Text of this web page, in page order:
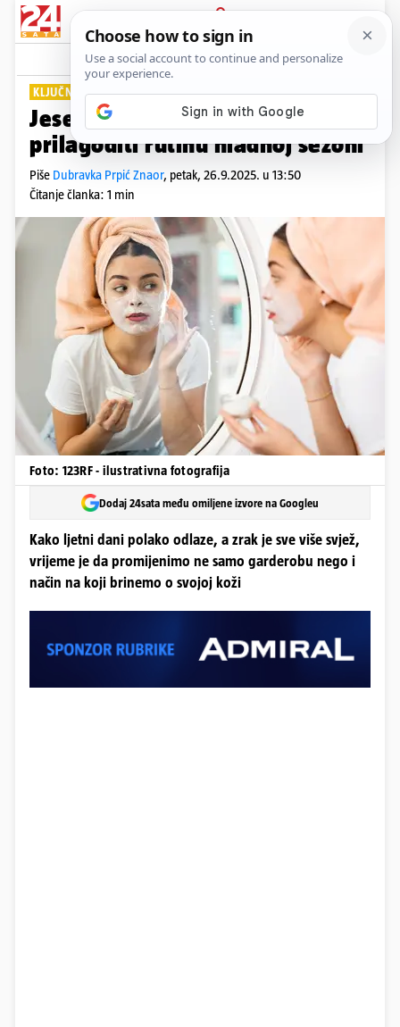
PRIJAVA
Lifestyle Komentari
KLJUČNI RITUAL
Jesenska njega kože: Evo kako
prilagoditi rutinu hladnoj sezoni
Piše Dubravka Prpić Znaor, petak, 26.9.2025. u 13:50
Čitanje članka: 1 min
Foto: 123RF - ilustrativna fotografija
Dodaj 24sata među omiljene izvore na Googleu
Kako ljetni dani polako odlaze, a zrak je sve više svjež,
vrijeme je da promijenimo ne samo garderobu nego i
način na koji brinemo o svojoj koži